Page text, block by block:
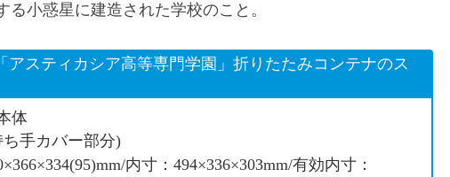
小惑星に建造された学校のこと。
アスティカシア高等専門学園」折りたたみコンテナのス
体
ち手カバー部分)
内寸：494×336×303mm/有効内寸：